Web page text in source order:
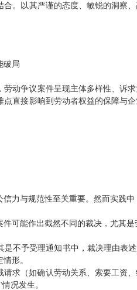
。以其严谨的态度、敏锐的洞察
破局
劳动争议案件呈现主体多样性、诉
直接影响到劳动者权益的保障与
力与规范性至关重要。然而实践
件可能作出截然不同的裁决，尤其
是不予受理通知书中，裁决理由
形。
请求（如确认劳动关系、索要工资
况发生。